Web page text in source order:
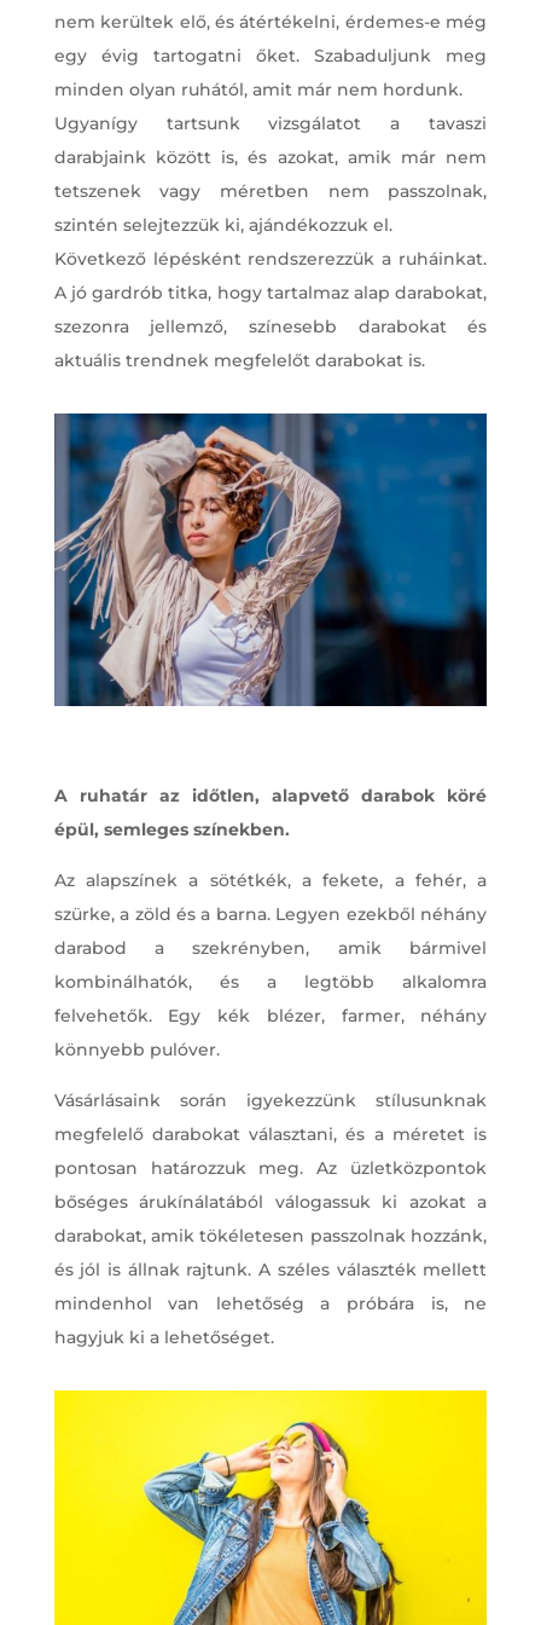
nem kerültek elő, és átértékelni, érdemes-e még
egy évig tartogatni őket. Szabaduljunk meg
minden olyan ruhától, amit már nem hordunk.
Ugyanígy tartsunk vizsgálatot a tavaszi
darabjaink között is, és azokat, amik már nem
tetszenek vagy méretben nem passzolnak,
szintén selejtezzük ki, ajándékozzuk el.
Következő lépésként rendszerezzük a ruháinkat.
A jó gardrób titka, hogy tartalmaz alap darabokat,
szezonra jellemző, színesebb darabokat és
aktuális trendnek megfelelőt darabokat is.
A ruhatár az időtlen, alapvető darabok köré
épül, semleges színekben.
Az alapszínek a sötétkék, a fekete, a fehér, a
szürke, a zöld és a barna. Legyen ezekből néhány
darabod a szekrényben, amik bármivel
kombinálhatók, és a legtöbb alkalomra
felvehetők. Egy kék blézer, farmer, néhány
könnyebb pulóver.
Vásárlásaink során igyekezzünk stílusunknak
megfelelő darabokat választani, és a méretet is
pontosan határozzuk meg. Az üzletközpontok
bőséges árukínálatából válogassuk ki azokat a
darabokat, amik tökéletesen passzolnak hozzánk,
és jól is állnak rajtunk. A széles választék mellett
mindenhol van lehetőség a próbára is, ne
hagyjuk ki a lehetőséget.